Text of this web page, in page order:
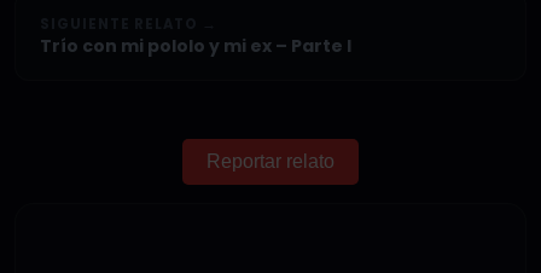
Trío con mi pololo y mi ex – Parte I
Reportar relato